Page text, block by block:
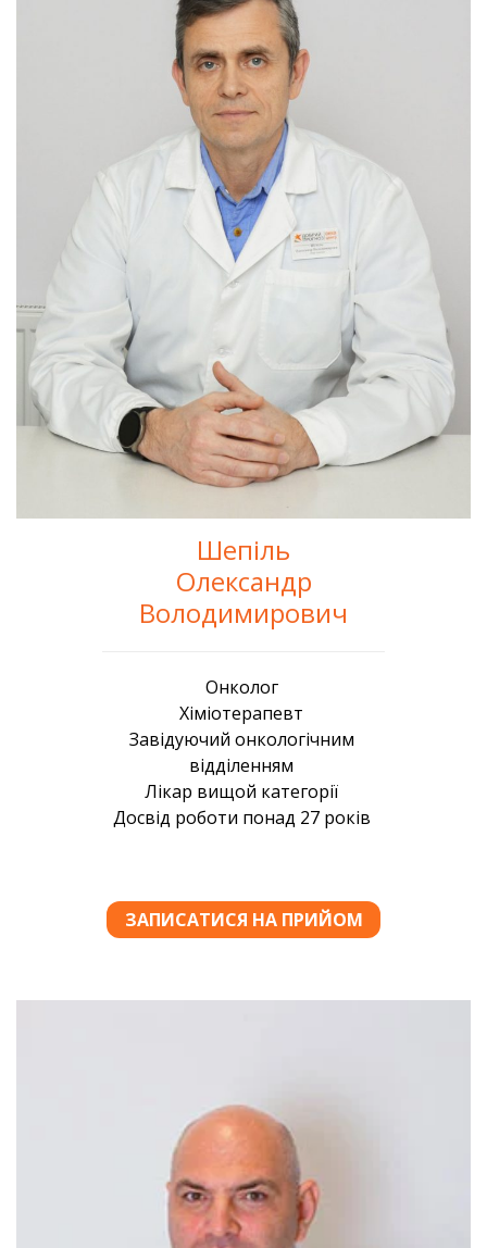
Шепіль
Олександр
Володимирович